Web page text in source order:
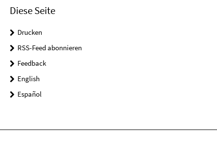
Diese Seite
Drucken
RSS-Feed abonnieren
Feedback
English
Español